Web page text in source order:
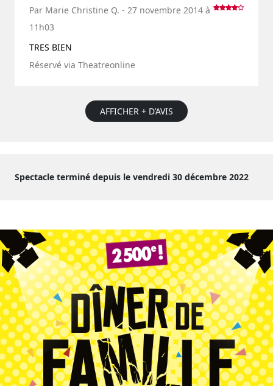
Par Marie Christine Q. - 27 novembre 2014 à
11h03
TRES BIEN
Réservé via Theatreonline
AFFICHER + D’AVIS
Spectacle terminé depuis le vendredi 30 décembre 2022